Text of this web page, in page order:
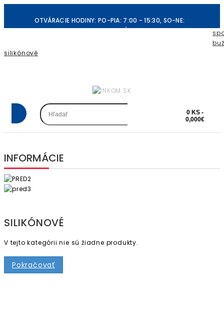
OTVÁRACIE HODINY: PO-PIA: 7:00 - 15:30, SO-NE:
ZATVORENÉ
0 KS -
0,000€
silikónové
INFORMÁCIE
SILIKÓNOVÉ
V tejto kategórii nie sú žiadne produkty.
Pokračovať